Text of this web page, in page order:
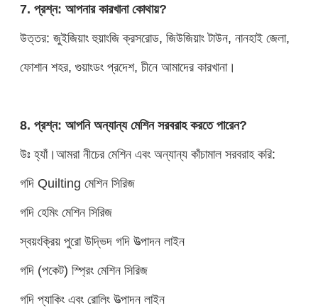
7. প্রশ্ন: আপনার কারখানা কোথায়?
উত্তর: জুইজিয়াং হুয়াংজি ক্রসরোড, জিউজিয়াং টাউন, নানহাই জেলা,
ফোশান শহর, গুয়াংডং প্রদেশ, চীনে আমাদের কারখানা।
8. প্রশ্ন: আপনি অন্যান্য মেশিন সরবরাহ করতে পারেন?
উঃ হ্যাঁ।আমরা নীচের মেশিন এবং অন্যান্য কাঁচামাল সরবরাহ করি:
গদি Quilting মেশিন সিরিজ
গদি হেমিং মেশিন সিরিজ
স্বয়ংক্রিয় পুরো উদ্ভিদ গদি উত্পাদন লাইন
গদি (পকেট) স্প্রিং মেশিন সিরিজ
গদি প্যাকিং এবং রোলিং উত্পাদন লাইন